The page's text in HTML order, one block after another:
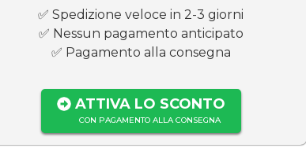
✅ Spedizione veloce in 2-3 giorni
✅ Nessun pagamento anticipato
✅ Pagamento alla consegna
ATTIVA LO SCONTO
CON PAGAMENTO ALLA CONSEGNA